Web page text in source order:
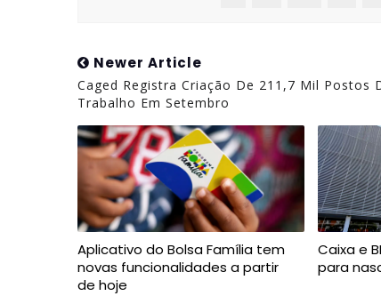
Newer Article
Caged Registra Criação De 211,7 Mil Postos
Trabalho Em Setembro
Aplicativo do Bolsa Família tem
novas funcionalidades a partir
de hoje
Caixa e
para